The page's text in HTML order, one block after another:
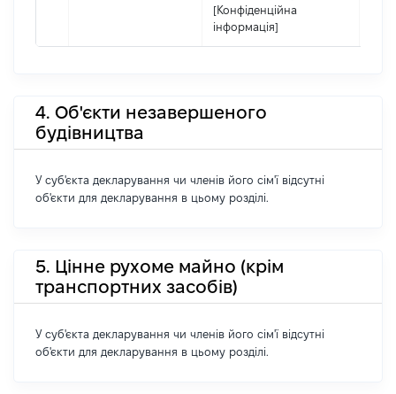
[Конфіденційна
інформація]
4. Об'єкти незавершеного
будівництва
У суб'єкта декларування чи членів його сім'ї відсутні
об'єкти для декларування в цьому розділі.
5. Цінне рухоме майно (крім
транспортних засобів)
У суб'єкта декларування чи членів його сім'ї відсутні
об'єкти для декларування в цьому розділі.